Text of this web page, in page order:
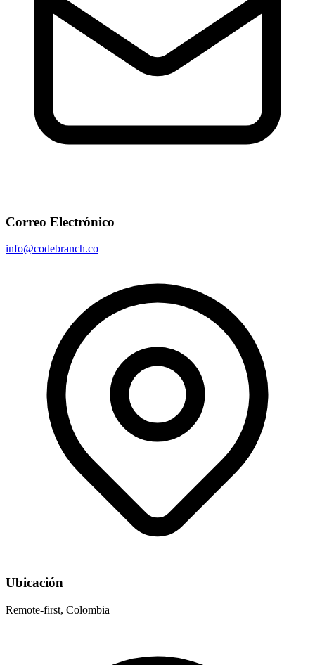
Correo Electrónico
info@codebranch.co
Ubicación
Remote-first, Colombia